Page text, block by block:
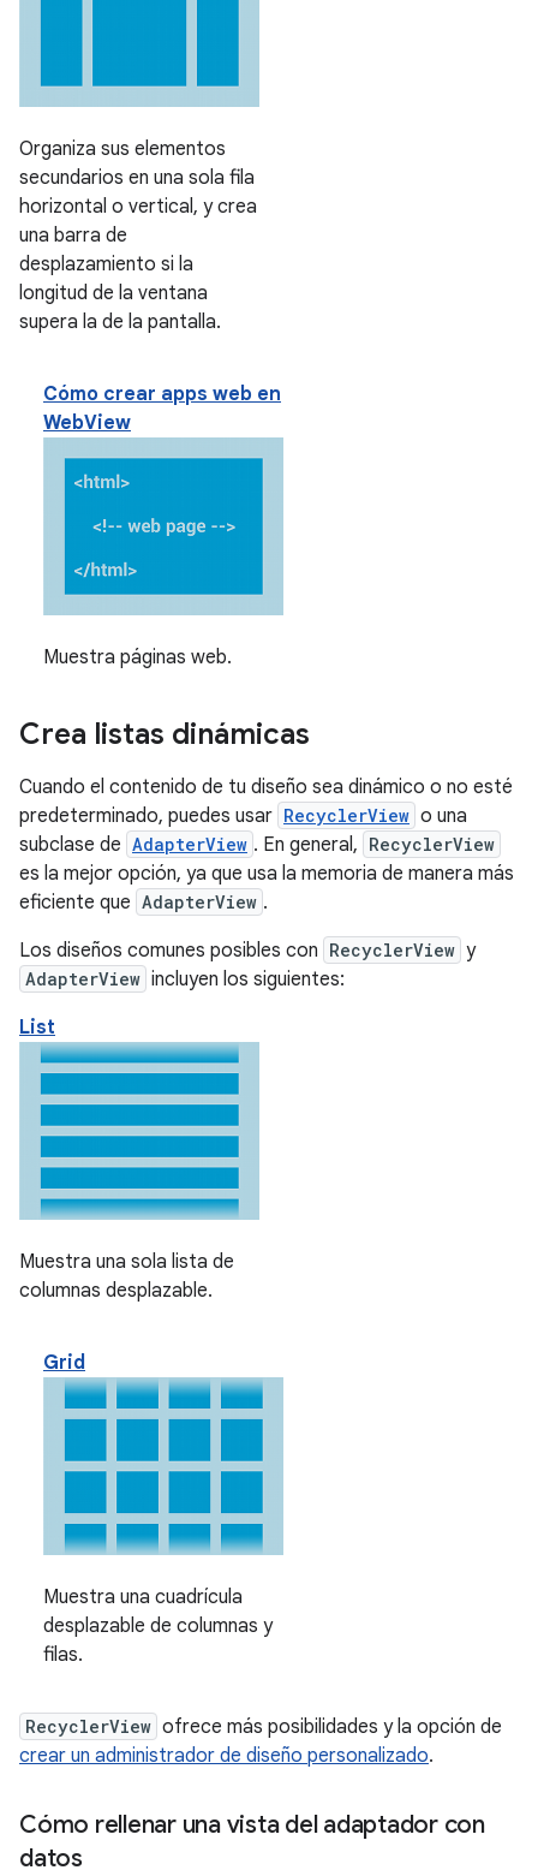
Organiza sus elementos
secundarios en una sola fila
horizontal o vertical, y crea
una barra de
desplazamiento si la
longitud de la ventana
supera la de la pantalla.
Cómo crear apps web en
WebView
Muestra páginas web.
Crea listas dinámicas
Cuando el contenido de tu diseño sea dinámico o no esté
predeterminado, puedes usar RecyclerView o una
subclase de AdapterView . En general, RecyclerView
es la mejor opción, ya que usa la memoria de manera más
eficiente que AdapterView .
Los diseños comunes posibles con RecyclerView y
AdapterView incluyen los siguientes:
List
Muestra una sola lista de
columnas desplazable.
Grid
Muestra una cuadrícula
desplazable de columnas y
filas.
RecyclerView ofrece más posibilidades y la opción de
crear un administrador de diseño personalizado.
Cómo rellenar una vista del adaptador con
datos